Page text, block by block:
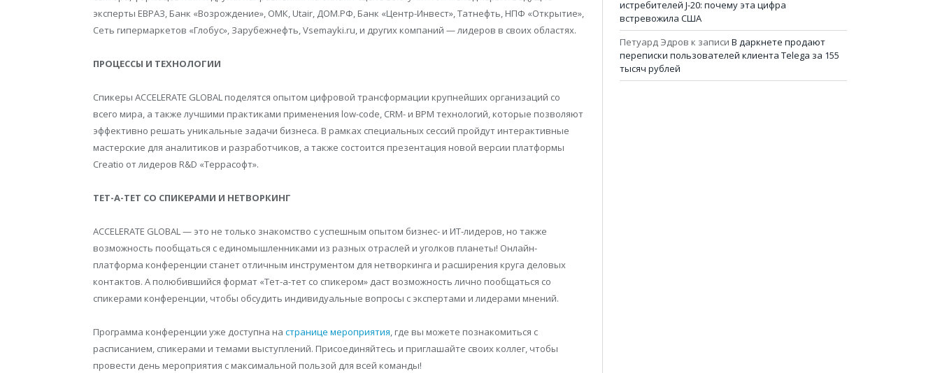
эксперты ЕВРАЗ, Банк «Возрождение», ОМК, Utair, ДОМ.РФ, Банк «Центр-Инвест», Татнефть, НПФ «Открытие»,
Сеть гипермаркетов «Глобус», Зарубежнефть, Vsemayki.ru, и других компаний — лидеров в своих областях.
ПРОЦЕССЫ И ТЕХНОЛОГИИ
Спикеры ACCELERATE GLOBAL поделятся опытом цифровой трансформации крупнейших организаций со
всего мира, а также лучшими практиками применения low-code, CRM- и BPM технологий, которые позволяют
эффективно решать уникальные задачи бизнеса. В рамках специальных сессий пройдут интерактивные
мастерские для аналитиков и разработчиков, а также состоится презентация новой версии платформы
Creatio от лидеров R&D «Террасофт».
ТЕТ-А-ТЕТ СО СПИКЕРАМИ И НЕТВОРКИНГ
ACCELERATE GLOBAL — это не только знакомство с успешным опытом бизнес- и ИТ-лидеров, но также
возможность пообщаться с единомышленниками из разных отраслей и уголков планеты! Онлайн-
платформа конференции станет отличным инструментом для нетворкинга и расширения круга деловых
контактов. А полюбившийся формат «Тет-а-тет со спикером» даст возможность лично пообщаться со
спикерами конференции, чтобы обсудить индивидуальные вопросы с экспертами и лидерами мнений.
Программа конференции уже доступна на странице мероприятия, где вы можете познакомиться с
расписанием, спикерами и темами выступлений. Присоединяйтесь и приглашайте своих коллег, чтобы
провести день мероприятия с максимальной пользой для всей команды!
истребителей J-20: почему эта цифра
встревожила США
Петуард Эдров к записи В даркнете продают
переписки пользователей клиента Telega за 155
тысяч рублей